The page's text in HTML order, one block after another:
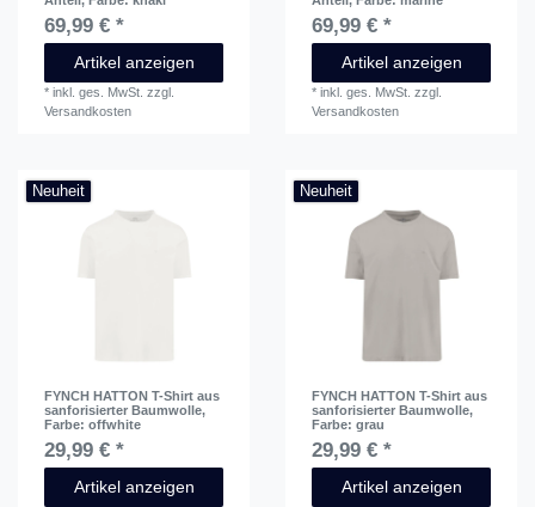
69,99 € *
Artikel anzeigen
*inkl. ges. MwSt. zzgl.
Versandkosten
69,99 € *
Artikel anzeigen
*inkl. ges. MwSt. zzgl.
Versandkosten
Neuheit
FYNCH HATTON T-Shirt aus
sanforisierter Baumwolle,
Farbe: offwhite
29,99 € *
Artikel anzeigen
Neuheit
FYNCH HATTON T-Shirt aus
sanforisierter Baumwolle,
Farbe: grau
29,99 € *
Artikel anzeigen